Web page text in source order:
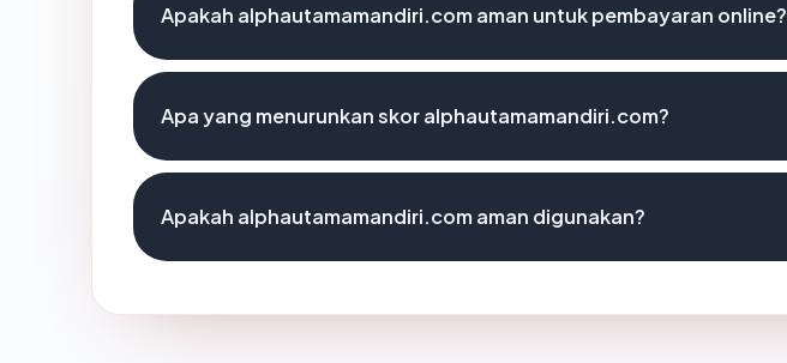
Apakah alphautamamandiri.com aman untuk pembayaran online?
Apa yang menurunkan skor alphautamamandiri.com?
Apakah alphautamamandiri.com aman digunakan?